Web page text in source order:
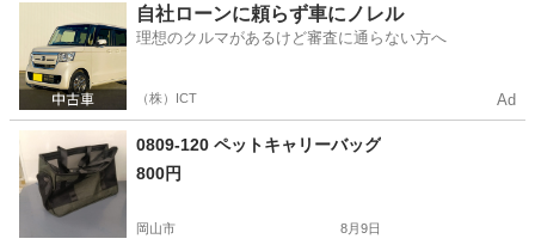
高島駅 その他
自社ローンに頼らず車にノレル
理想のクルマがあるけど審査に通らない方へ
（株）ICT Ad
0809-120 ペットキャリーバッグ
800円
岡山市 8月9日